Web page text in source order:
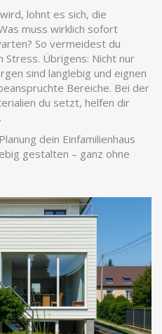
lohnt es sich, die
muss wirklich sofort
So vermeidest du
Übrigens: Nicht nur
sind langlebig und eignen
Bereiche. Bei der
du setzt, helfen dir
dein Einfamilienhaus
gestalten – ganz ohne